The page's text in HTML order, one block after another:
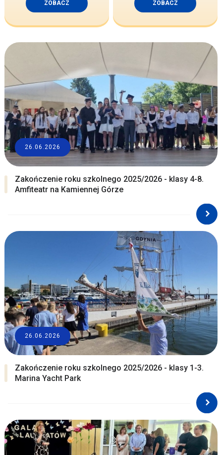
ZOBACZ ZOBACZ
26.06.2026
Zakończenie roku szkolnego 2025/2026 - klasy 4-8.
Amfiteatr na Kamiennej Górze
26.06.2026
Zakończenie roku szkolnego 2025/2026 - klasy 1-3.
Marina Yacht Park